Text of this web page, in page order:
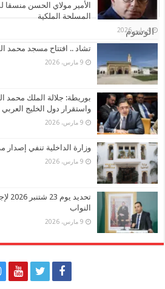
تعليقات
الوسوم
الأمير مولاي الحسن
المسلحة الملكية
4 مايو، 2026
تشاد .. افتتاح مسجد محمد
9 مارس، 2026
بوريطة: جلالة الملك محمد
واستقرار دول الخليج
9 مارس، 2026
وزارة الداخلية تنفي
9 مارس، 2026
النواب
9 مارس، 2026